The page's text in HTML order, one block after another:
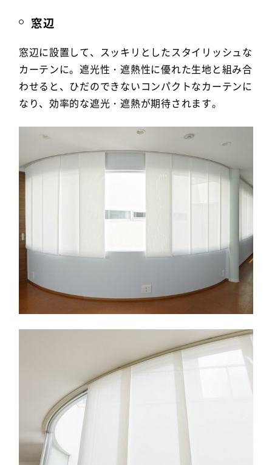
窓辺
窓辺に設置して、スッキリとしたスタイリッシュな
カーテンに。遮光性・遮熱性に優れた生地と組み合
わせると、ひだのできないコンパクトなカーテンに
なり、効率的な遮光・遮熱が期待されます。